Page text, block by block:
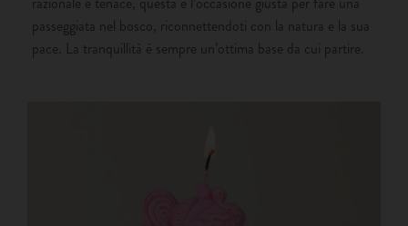
passeggiata nel bosco, riconnettendoti con la natura e la sua
pace. La tranquillità è sempre un’ottima base da cui partire.